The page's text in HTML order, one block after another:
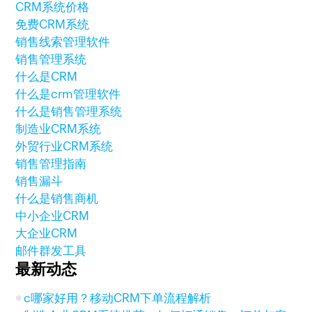
CRM系统价格
免费CRM系统
销售线索管理软件
销售管理系统
什么是CRM
什么是crm管理软件
什么是销售管理系统
制造业CRM系统
外贸行业CRM系统
销售管理指南
销售漏斗
什么是销售商机
中小企业CRM
大企业CRM
邮件群发工具
最新动态
c哪家好用？移动CRM下单流程解析